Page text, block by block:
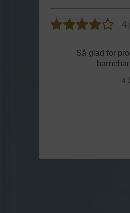
Så glad for
4